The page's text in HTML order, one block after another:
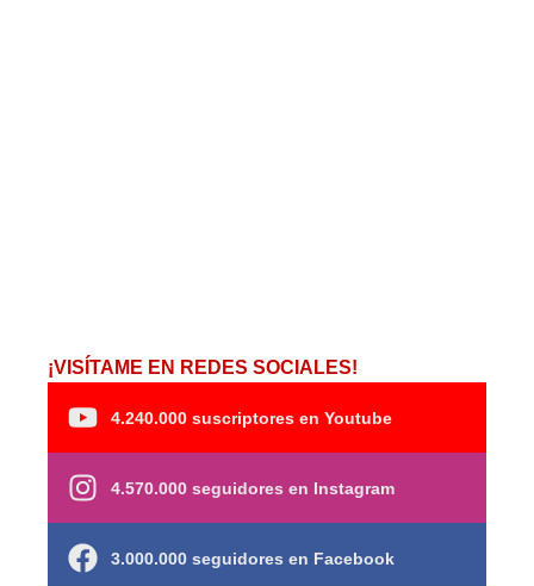
¡VISÍTAME EN REDES SOCIALES!
4.240.000 suscriptores en Youtube
4.570.000 seguidores en Instagram
3.000.000 seguidores en Facebook